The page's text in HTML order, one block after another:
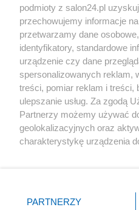
Społeczeństwo
Kultura
X Facebook
podmioty z salon24.pl
przechowujemy informacje
przetwarzamy dane
identyfikatory, standardowe
urządzenie czy dane
spersonalizowanych reklam,
treści, pomiar reklam i treści,
ulepszanie usług. Za zgodą
Partnerzy możemy używać
geolokalizacyjnych oraz
charakterystykę urządzenia
zmienić/wycofać klikając
PARTNERZY